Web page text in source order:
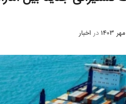
در اخبار